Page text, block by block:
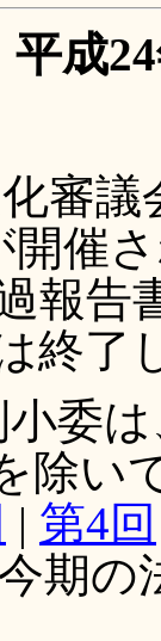
成
審
開催
報告
終了
委
除い
| 第4回
期の